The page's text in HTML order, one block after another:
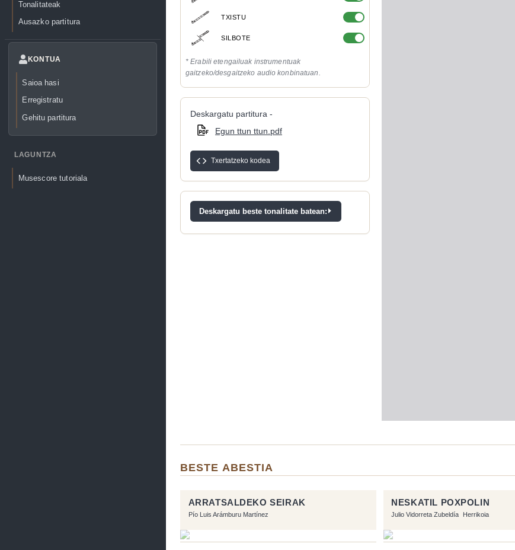
Tonalitateak
Ausazko partitura
KONTUA
Saioa hasi
Erregistratu
Gehitu partitura
LAGUNTZA
Musescore tutoriala
TXISTU
SILBOTE
* Erabili etengailuak instrumentuak
gaitzeko/desgaitzeko audio konbinatuan.
Deskargatu partitura -
Egun ttun ttun.pdf
Txertatzeko kodea
Deskargatu beste tonalitate batean:
BESTE ABESTIA
ARRATSALDEKO SEIRAK
Pío Luis Arámburu Martínez
NESKATIL POXPOLIN
Julio Vidorreta Zubeldía Herrikoia